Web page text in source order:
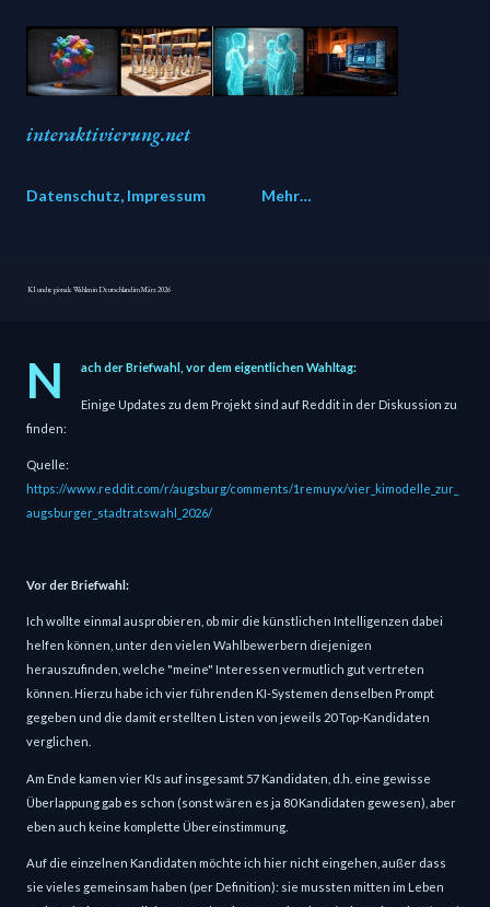
Direkt zum Hauptbereich
interaktivierung.net
Datenschutz, Impressum Mehr…
KI und regionale Wahlen in Deutschland im März 2026
N ach der Briefwahl, vor dem eigentlichen Wahltag:
Einige Updates zu dem Projekt sind auf Reddit in der Diskussion zu
finden:
Quelle:
https://www.reddit.com/r/augsburg/comments/1remuyx/vier_kimodelle_zur_
augsburger_stadtratswahl_2026/
Vor der Briefwahl:
Ich wollte einmal ausprobieren, ob mir die künstlichen Intelligenzen dabei
helfen können, unter den vielen Wahlbewerbern diejenigen
herauszufinden, welche "meine" Interessen vermutlich gut vertreten
können. Hierzu habe ich vier führenden KI-Systemen denselben Prompt
gegeben und die damit erstellten Listen von jeweils 20 Top-Kandidaten
verglichen.
Am Ende kamen vier KIs auf insgesamt 57 Kandidaten, d.h. eine gewisse
Überlappung gab es schon (sonst wären es ja 80 Kandidaten gewesen), aber
eben auch keine komplette Übereinstimmung.
Auf die einzelnen Kandidaten möchte ich hier nicht eingehen, außer dass
sie vieles gemeinsam haben (per Definition): sie mussten mitten im Leben